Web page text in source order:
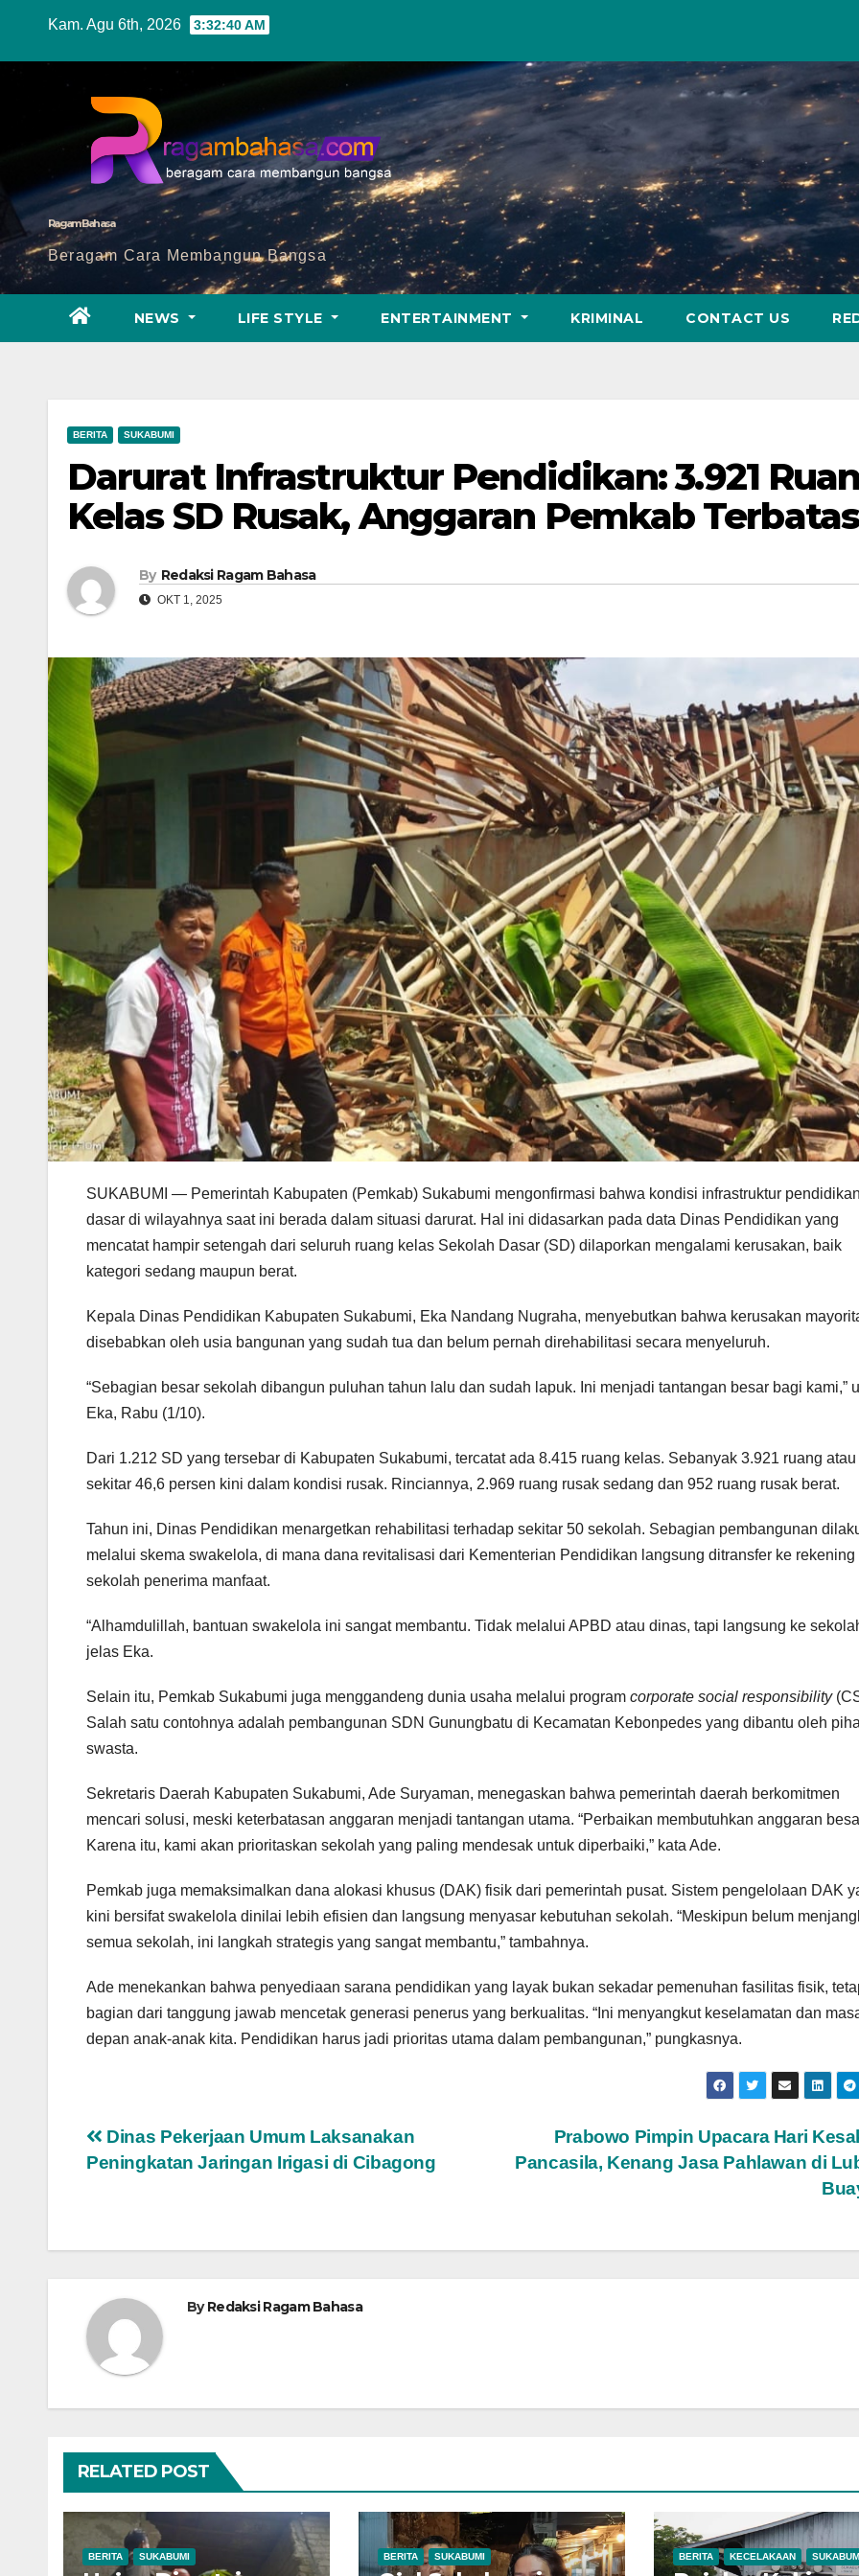
Kam. Agu 6th, 2026 3:32:41 AM
Ragam Bahasa
Beragam Cara Membangun Bangsa
NEWS LIFE STYLE ENTERTAINMENT KRIMINAL CONTACT US
BERITA SUKABUMI
Darurat Infrastruktur Pendidikan: 3.921
Kelas SD Rusak, Anggaran Pemkab Terbatas
By Redaksi Ragam Bahasa
OKT 1, 2025
SUKABUMI — Pemerintah Kabupaten (Pemkab) Sukabumi mengonfirmasi bahwa kondisi infrastruktur
dasar di wilayahnya saat ini berada dalam situasi darurat. Hal ini didasarkan pada data Dinas Pendidikan yang
mencatat hampir setengah dari seluruh ruang kelas Sekolah Dasar (SD) dilaporkan mengalami kerusakan, baik
kategori sedang maupun berat.
Kepala Dinas Pendidikan Kabupaten Sukabumi, Eka Nandang Nugraha, menyebutkan bahwa kerusakan
disebabkan oleh usia bangunan yang sudah tua dan belum pernah direhabilitasi secara menyeluruh.
“Sebagian besar sekolah dibangun puluhan tahun lalu dan sudah lapuk. Ini menjadi tantangan besar bagi kami,”
Eka, Rabu (1/10).
Dari 1.212 SD yang tersebar di Kabupaten Sukabumi, tercatat ada 8.415 ruang kelas. Sebanyak 3.921 ruang atau
sekitar 46,6 persen kini dalam kondisi rusak. Rinciannya, 2.969 ruang rusak sedang dan 952 ruang rusak berat.
Tahun ini, Dinas Pendidikan menargetkan rehabilitasi terhadap sekitar 50 sekolah. Sebagian pembangunan
melalui skema swakelola, di mana dana revitalisasi dari Kementerian Pendidikan langsung ditransfer ke rekening
sekolah penerima manfaat.
“Alhamdulillah, bantuan swakelola ini sangat membantu. Tidak melalui APBD atau dinas, tapi langsung ke
jelas Eka.
Selain itu, Pemkab Sukabumi juga menggandeng dunia usaha melalui program corporate social responsibility
Salah satu contohnya adalah pembangunan SDN Gunungbatu di Kecamatan Kebonpedes yang dibantu oleh
swasta.
Sekretaris Daerah Kabupaten Sukabumi, Ade Suryaman, menegaskan bahwa pemerintah daerah berkomitmen
mencari solusi, meski keterbatasan anggaran menjadi tantangan utama. “Perbaikan membutuhkan anggaran
Karena itu, kami akan prioritaskan sekolah yang paling mendesak untuk diperbaiki,” kata Ade.
Pemkab juga memaksimalkan dana alokasi khusus (DAK) fisik dari pemerintah pusat. Sistem pengelolaan DAK
kini bersifat swakelola dinilai lebih efisien dan langsung menyasar kebutuhan sekolah. “Meskipun belum
semua sekolah, ini langkah strategis yang sangat membantu,” tambahnya.
Ade menekankan bahwa penyediaan sarana pendidikan yang layak bukan sekadar pemenuhan fasilitas fisik,
bagian dari tanggung jawab mencetak generasi penerus yang berkualitas. “Ini menyangkut keselamatan dan
depan anak-anak kita. Pendidikan harus jadi prioritas utama dalam pembangunan,” pungkasnya.
Navigasi
pos
Prabowo Pimpin Upacara Hari
Pancasila, Kenang Jasa Pahlawan di
Dinas Pekerjaan Umum Laksanakan
Peningkatan Jaringan Irigasi di Cibagong
ByRedaksi Ragam Bahasa
RELATED POST
BERITA SUKABUMI BERITA SUKABUMI BERITA KECELAKAAN